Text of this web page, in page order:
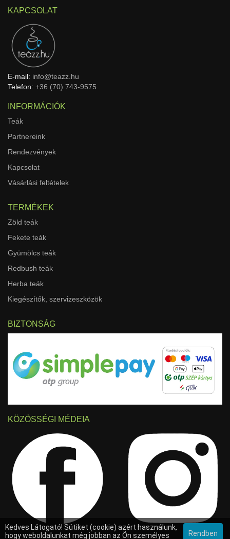
KAPCSOLAT
E-mail: info@teazz.hu
Telefon: +36 (70) 743-9575
INFORMÁCIÓK
Teák
Partnereink
Rendezvények
Kapcsolat
Vásárlási feltételek
TERMÉKEK
Zöld teák
Fekete teák
Gyümölcs teák
Redbush teák
Herba teák
Kiegészítők, szervizeszközök
BIZTONSÁG
KÖZÖSSÉGI MÉDEIA
Kedves Látogató! Sütiket (cookie) azért használunk,
hogy weboldalunkat még jobban az Ön személyes
Rendben